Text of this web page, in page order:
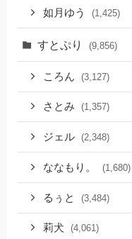
如月ゆう (1,425)
すとぷり (9,856)
ころん (3,127)
さとみ (1,357)
ジェル (2,348)
ななもり。 (1,680)
るぅと (3,484)
莉犬 (4,061)